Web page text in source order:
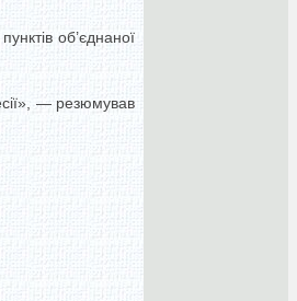
об’єднаної
— резюмував